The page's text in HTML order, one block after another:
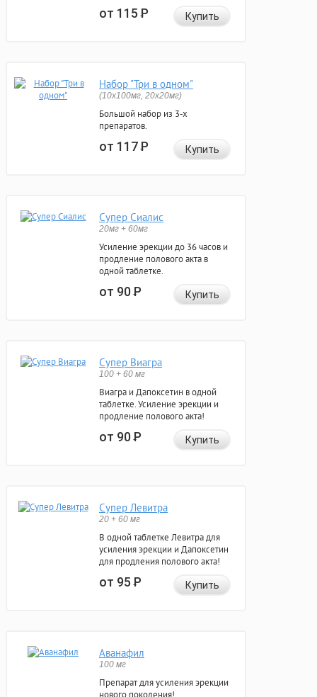
от 115Р Купить
Набор "Три в одном"
(10x100мг, 20x20мг)
Большой набор из 3-х
препаратов.
от 117Р Купить
Супер Сиалис
20мг + 60мг
Усиление эрекции до 36 часов и
продление полового акта в
одной таблетке.
от 90Р Купить
Супер Виагра
100 + 60 мг
Виагра и Дапоксетин в одной
таблетке. Усиление эрекции и
продление полового акта!
от 90Р Купить
Супер Левитра
20 + 60 мг
В одной таблетке Левитра для
усиления эрекции и Дапоксетин
для продления полового акта!
от 95Р Купить
Аванафил
100 мг
Препарат для усиления эрекции